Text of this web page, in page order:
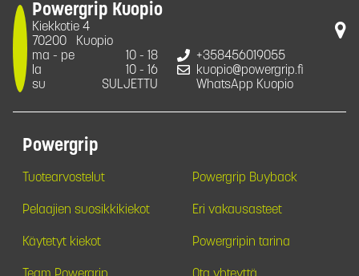
Powergrip Kuopio
Kiekkotie 4
70200
Kuopio
ma - pe
10 - 18
la
10 - 16
su
SULJETTU
+358456019055
kuopio@powergrip.fi
WhatsApp Kuopio
Powergrip
Tuotearvostelut Powergrip Buyback
Pelaajien suosikkikiekot Eri vakausasteet
Käytetyt kiekot Powergripin tarina